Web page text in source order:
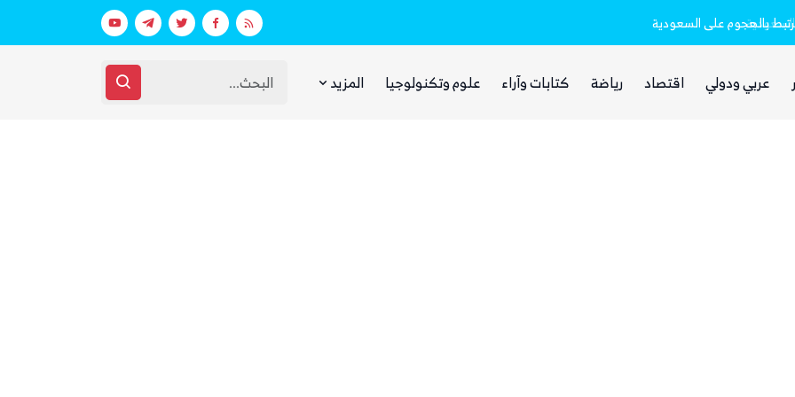
بالهجوم على السعودية
عربي ودولي اقتصاد رياضة كتابات وآراء علوم وتكنولوجيا المزيد